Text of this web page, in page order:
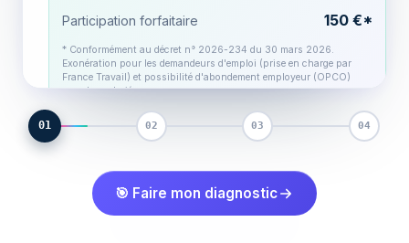
Participation forfaitaire 150 €*
* Conformément au décret n° 2026-234 du 30 mars 2026.
Exonération pour les demandeurs d'emploi (prise en charge par
France Travail) et possibilité d'abondement employeur (OPCO)
Avancement dossier 80 %
Code certification RNCP / RS selon le parcours
Enregistré par France Compétences
Certificateur selon le parcours
01 02 03 04
🎯 Faire mon diagnostic